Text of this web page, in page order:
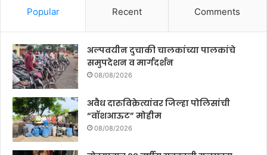
Popular Recent Comments
अल्पवयीन दुचाकी चालकांच्या पालकांचे
समुपदेशन व मार्गदर्शन
08/08/2026
अवैध दारुविक्रेत्यांवर जिल्हा पोलिसांची
“वॉशआऊट” मोहीम
08/08/2026